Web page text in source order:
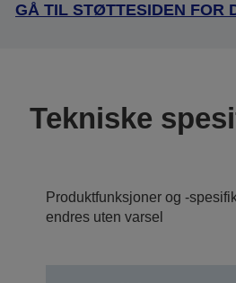
GÅ TIL STØTTESIDEN FOR
Tekniske
Produktfunksjoner og -
endres uten varsel